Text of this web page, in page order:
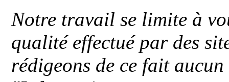
Notre travail se limite à
qualité effectué par des
rédigeons de ce fait